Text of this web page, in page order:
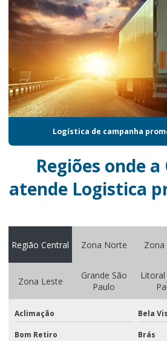
Logística de campanha promocional
Logística de campanha promocional em sp
Logistica para campanhas
Logística de campanhas publicitárias
Logistica certificada iso 9001
Logistica especializada
Logistica para eventos
Logistica de marketing e eventos
Logística de marketing promocional
Logística de material promocional
Logística de campanha
Regiões onde a
atende Logistica
Região Central Zona Norte Zona
Zona Leste
Grande São
Paulo
Litoral
Aclimação Bela
Bom Retiro Brás